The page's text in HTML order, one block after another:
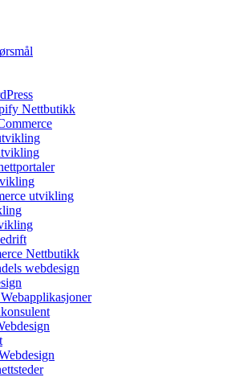
Nettbutikk
utvikling
Nettbutikk
webdesign